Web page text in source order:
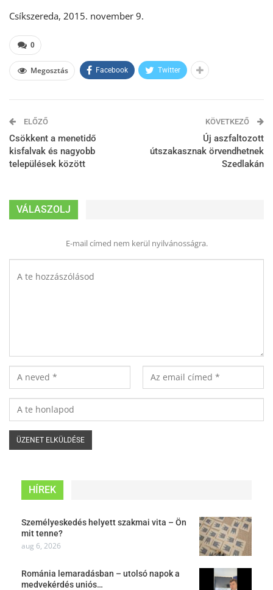
Csíkszereda, 2015. november 9.
0
Megosztás Facebook Twitter
ELŐZŐ
Csökkent a menetidő
kisfalvak és nagyobb
települések között
KÖVETKEZŐ
Új aszfaltozott
útszakasznak örvendhetnek
Szedlakán
VÁLASZOLJ
E-mail címed nem kerül nyilvánosságra.
HÍREK
Személyeskedés helyett szakmai vita – Ön
mit tenne?
aug 6, 2026
Románia lemaradásban – utolsó napok a
medvekérdés uniós…